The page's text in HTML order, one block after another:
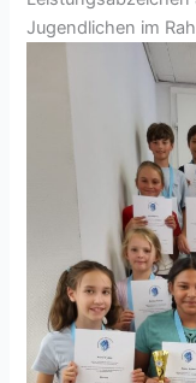
Jugendlichen im